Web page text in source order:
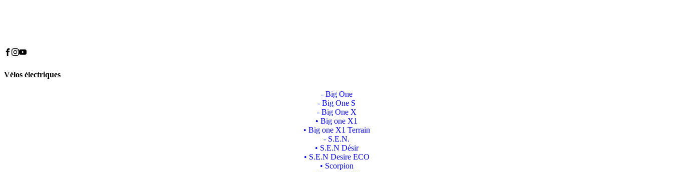
Vélos électriques
- Big One
- Big One S
- Big One X
• Big one X1
• Big one X1 Terrain
- S.E.N.
• S.E.N Désir
• S.E.N Desire ECO
• Scorpion